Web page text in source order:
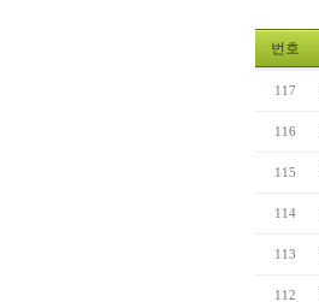
번호
117
116
115
114
113
112